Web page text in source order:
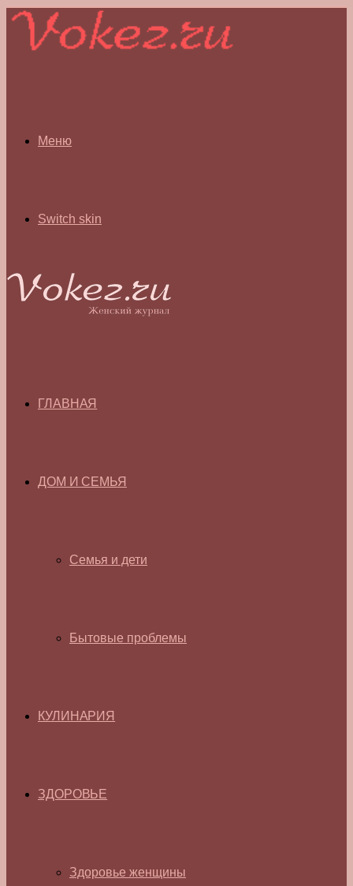
Меню
Switch skin
ГЛАВНАЯ
ДОМ И СЕМЬЯ
Семья и дети
Бытовые проблемы
КУЛИНАРИЯ
ЗДОРОВЬЕ
Здоровье женщины